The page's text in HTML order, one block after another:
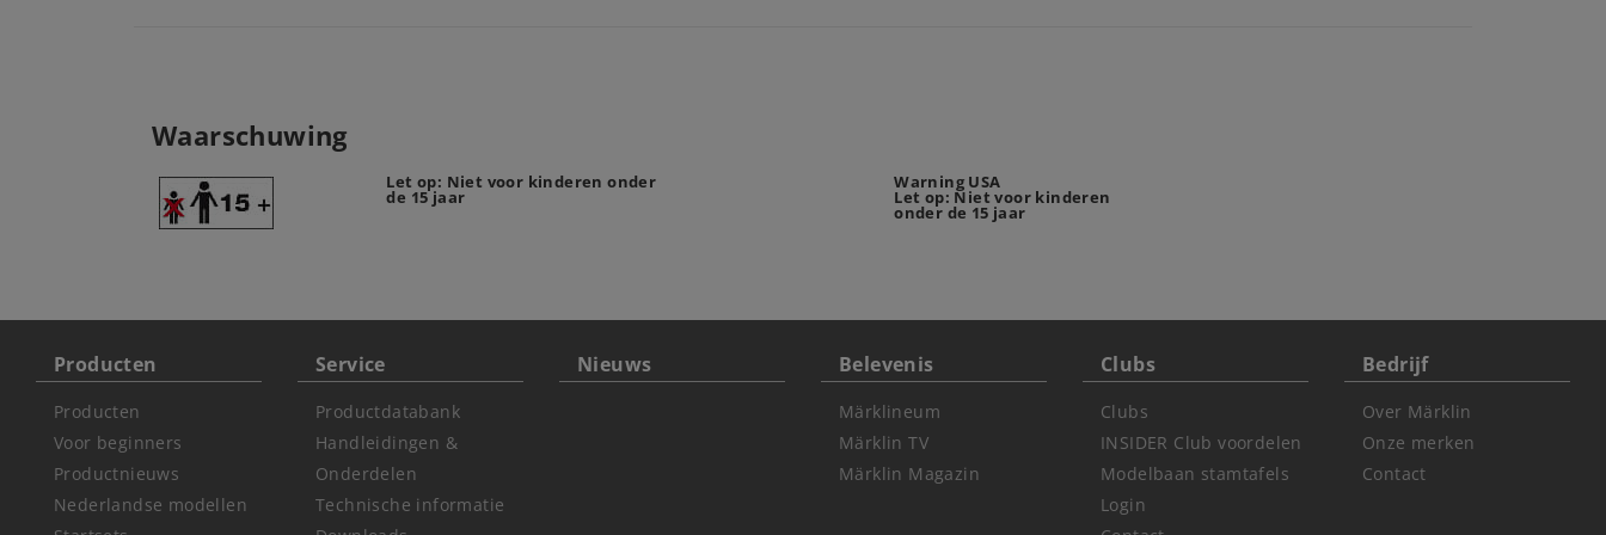
Waarschuwing
Let op: Niet voor kinderen onder
de 15 jaar
Warning USA
Let op: Niet voor kinderen
onder de 15 jaar
Producten
Producten
Voor beginners
Productnieuws
Nederlandse modellen
Service
Productdatabank
Handleidingen &
Onderdelen
Technische informatie
Nieuws Belevenis
Märklineum
Märklin TV
Märklin Magazin
Clubs
Clubs
INSIDER Club voordelen
Modelbaan stamtafels
Login
Bedrijf
Over Märklin
Onze merken
Contact